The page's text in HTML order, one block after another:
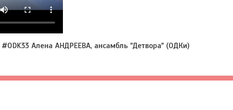
Алена АНДРЕЕВА, ансамбль "Детвора" (ОДКи)